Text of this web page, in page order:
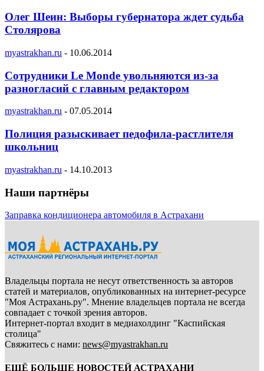
Олег Шеин: Выборы губернатора ждет судьба
Столярова
myastrakhan.ru - 10.06.2014
Сотрудники Le Monde увольняются из-за
разногласий с главным редактором
myastrakhan.ru - 07.05.2014
Полиция разыскивает педофила-растлителя
школьниц
myastrakhan.ru - 14.10.2013
Наши партнёры
Заправка кондиционера автомобиля в Астрахани
Владельцы портала не несут ответственность за авторов
статей и материалов, опубликованных на интернет-ресурсе
"Моя Астрахань.ру". Мнение владельцев портала не всегда
совпадает с точкой зрения авторов.
Интернет-портал входит в медиахолдинг "Каспийская
столица"
Свяжитесь с нами: news@myastrakhan.ru
ЕЩЁ БОЛЬШЕ НОВОСТЕЙ АСТРАХАНИ